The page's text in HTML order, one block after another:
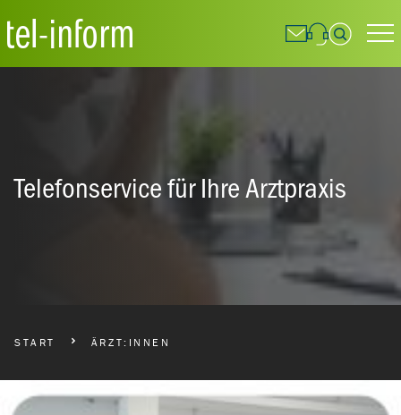
Suchen
Telefonservice für Ihre Arztpraxis
START ÄRZT:INNEN